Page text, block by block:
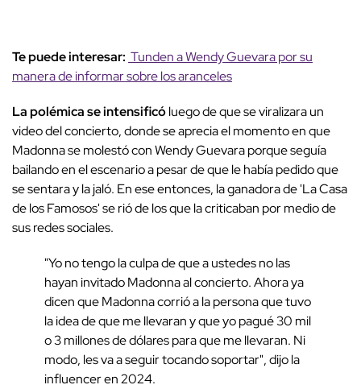
Te puede interesar: Tunden a Wendy Guevara por su
manera de informar sobre los aranceles
La polémica se intensificóluego de que se viralizara un
video del concierto, donde se aprecia el momento en que
Madonna se molestó con Wendy Guevara porque seguía
bailando en el escenario a pesar de que le había pedido que
se sentara y la jaló. En ese entonces, la ganadora de 'La Casa
de los Famosos' se rió de los que la criticaban por medio de
sus redes sociales.
"Yo no tengo la culpa de que a ustedes no las
hayan invitado Madonna al concierto. Ahora ya
dicen que Madonna corrió a la persona que tuvo
la idea de que me llevaran y que yo pagué 30 mil
o 3 millones de dólares para que me llevaran. Ni
modo, les va a seguir tocando soportar", dijo la
influencer en 2024.